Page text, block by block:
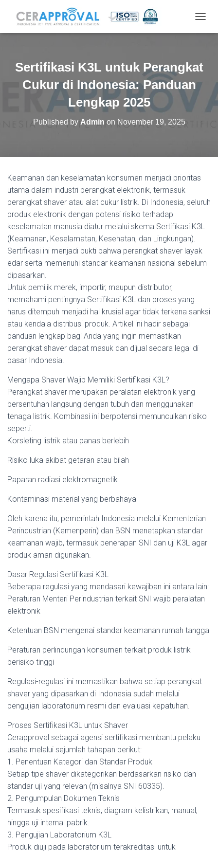
O
E
Sertifikasi K3L untuk Perangkat
Cukur di Indonesia: Panduan
Lengkap 2025
Published by Admin on November 19, 2025
Keamanan dan keselamatan konsumen menjadi prioritas
utama dalam industri perangkat elektronik, termasuk
perangkat shaver atau alat cukur listrik. Di Indonesia, seluruh
produk elektronik dengan potensi risiko terhadap
keselamatan manusia diatur melalui skema Sertifikasi K3L
(Keamanan, Keselamatan, Kesehatan, dan Lingkungan).
Sertifikasi ini menjadi bukti bahwa perangkat shaver layak
edar serta memenuhi standar keamanan nasional sebelum
dipasarkan.
Untuk pemilik merek, importir, maupun distributor,
memahami pentingnya Sertifikasi K3L dan proses yang
harus ditempuh menjadi hal krusial agar tidak terkena sanksi
atau kendala distribusi produk. Artikel ini hadir sebagai
panduan lengkap bagi Anda yang ingin memastikan
perangkat shaver dapat masuk dan dijual secara legal di
pasar Indonesia.
Mengapa Shaver Wajib Memiliki Sertifikasi K3L?
Perangkat shaver merupakan peralatan elektronik yang
bersentuhan langsung dengan tubuh dan menggunakan
tenaga listrik. Kombinasi ini berpotensi memunculkan risiko
seperti:
Korsleting listrik atau panas berlebih
Risiko luka akibat getaran atau bilah
Paparan radiasi elektromagnetik
Kontaminasi material yang berbahaya
Oleh karena itu, pemerintah Indonesia melalui Kementerian
Perindustrian (Kemenperin) dan BSN menetapkan standar
keamanan wajib, termasuk penerapan SNI dan uji K3L agar
produk aman digunakan.
Dasar Regulasi Sertifikasi K3L
Beberapa regulasi yang mendasari kewajiban ini antara lain:
Peraturan Menteri Perindustrian terkait SNI wajib peralatan
elektronik
Ketentuan BSN mengenai standar keamanan rumah tangga
Peraturan perlindungan konsumen terkait produk listrik
berisiko tinggi
Regulasi-regulasi ini memastikan bahwa setiap perangkat
shaver yang dipasarkan di Indonesia sudah melalui
pengujian laboratorium resmi dan evaluasi kepatuhan.
Proses Sertifikasi K3L untuk Shaver
Cerapproval sebagai agensi sertifikasi membantu pelaku
usaha melalui sejumlah tahapan berikut:
1. Penentuan Kategori dan Standar Produk
Setiap tipe shaver dikategorikan berdasarkan risiko dan
standar uji yang relevan (misalnya SNI 60335).
2. Pengumpulan Dokumen Teknis
Termasuk spesifikasi teknis, diagram kelistrikan, manual,
hingga uji internal pabrik.
3. Pengujian Laboratorium K3L
Produk diuji pada laboratorium terakreditasi untuk